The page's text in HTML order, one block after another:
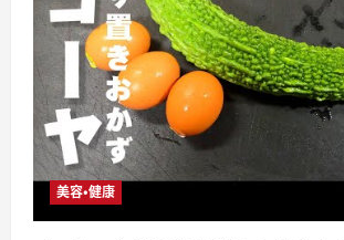
美容・健康